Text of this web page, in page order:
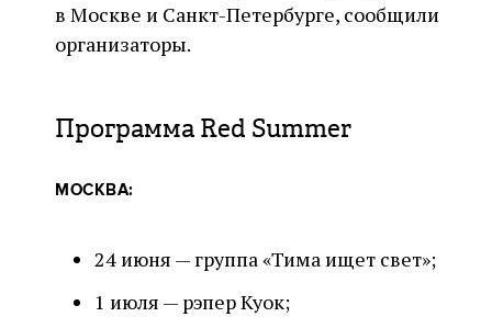
в Москве и Санкт-Петербурге, сообщили
организаторы.
Программа Red Summer
МОСКВА:
24 июня — группа «Тима ищет свет»;
1 июля — рэпер Куок;